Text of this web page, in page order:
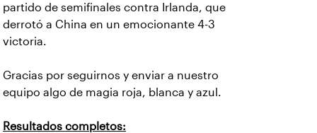
partido de semifinales contra Irlanda, que
derrotó a China en un emocionante 4-3
victoria.
Gracias por seguirnos y enviar a nuestro
equipo algo de magia roja, blanca y azul.
Resultados completos: